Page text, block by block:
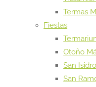
Termas
Fiestas
Otoño
San Isidro
San